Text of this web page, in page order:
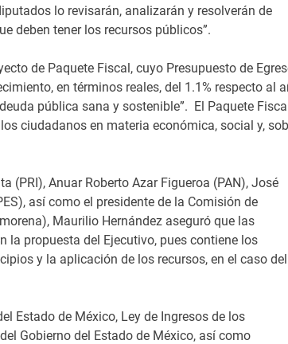
lo revisarán, analizarán y resolverán de
deben tener los recursos públicos”.
de Paquete Fiscal, cuyo Presupuesto de
en términos reales, del 1.1% respecto al
pública sana y sostenible”. El Paquete
ciudadanos en materia económica, social y,
(PRI), Anuar Roberto Azar Figueroa (PAN), José
así como el presidente de la Comisión de
Maurilio Hernández aseguró que las
propuesta del Ejecutivo, pues contiene los
y la aplicación de los recursos, en el caso del
Estado de México, Ley de Ingresos de los
Gobierno del Estado de México, así como